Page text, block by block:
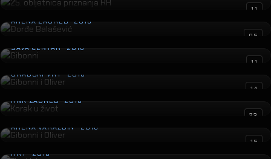
11
Đorđe Balašević
ARENA ZAGREB · 2016
05
Gibonni
SAVA CENTAR · 2016
11
Gibonni i Oliver
GRADSKI VRT · 2016
14
Korak u život
HNK ZAGREB · 2016
23
Gibonni i Oliver
ARENA VARAŽDIN · 2016
15
The Voice
HRT · 2016